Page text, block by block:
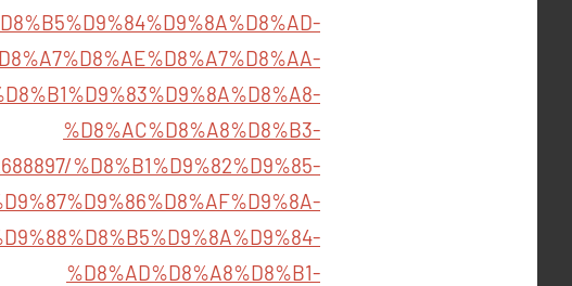
%D8%AC%D8%A8%D8%B3-
%D8%B1%D9%82%D9%85-
%D8%AD%D8%A8%D8%B1-